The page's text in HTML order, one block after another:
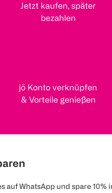
Jetzt kaufen, später
bezahlen
jö Konto verknüpfen
& Vorteile genießen
auf WhatsApp und spare 10%